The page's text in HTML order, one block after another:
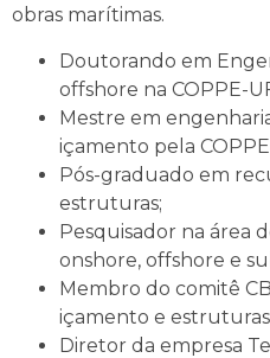
obras marítimas.
Doutorando em
offshore na COPPE-
Mestre em
içamento pela
Pós-graduado em
estruturas;
Pesquisador na área
onshore, offshore e
Membro do comitê
içamento e estruturas
Diretor da empresa